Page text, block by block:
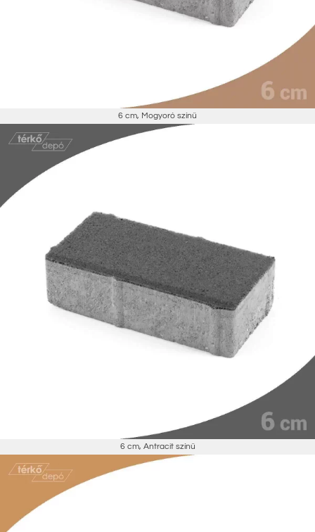
6 cm, Mogyoró színű
6 cm, Antracit színű